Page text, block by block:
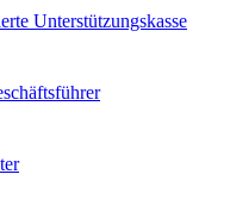
Unterstützungskasse